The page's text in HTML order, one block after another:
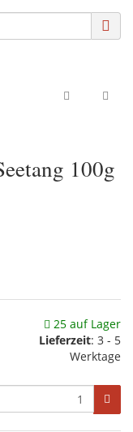
100g
25 auf Lager
Lieferzeit: 3 - 5
Werktage